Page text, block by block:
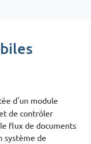
d'un module
de contrôler
flux de documents
système de